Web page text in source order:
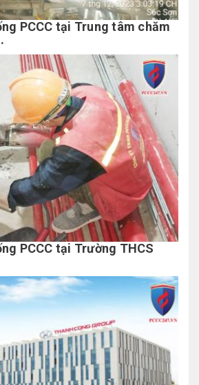
PCCC tại Trung tâm chăm
PCCC tại Trường THCS